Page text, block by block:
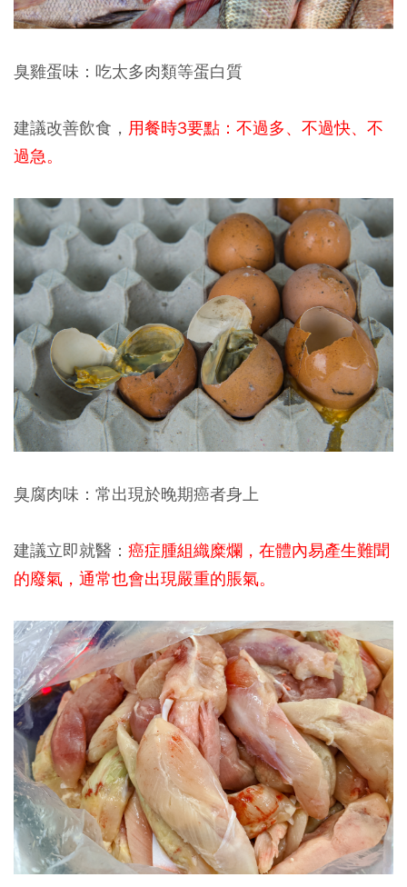
臭雞蛋味：吃太多肉類等蛋白質
建議改善飲食， 用餐時3要點：不過多、不過快、不
過急。
臭腐肉味：常出現於晚期癌者身上
建議立即就醫： 癌症腫組織糜爛，在體內易產生難聞
的廢氣，通常也會出現嚴重的脹氣。